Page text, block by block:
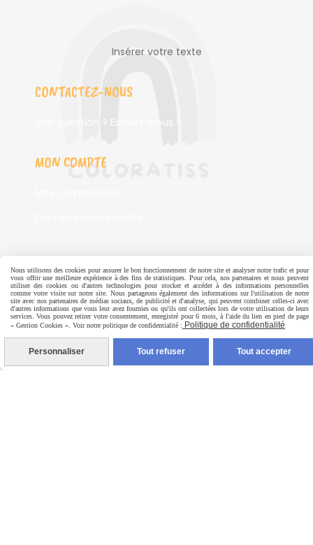
Insérer votre texte
CONTACTEZ-NOUS
Une question ? Ecrivez-nous !
MON COMPTE
INFORMATIONS
Mentions légales
CGV
Nous utilisons des cookies pour assurer le bon fonctionnement de notre site et analyser notre trafic et pour
vous offrir une meilleure expérience à des fins de statistiques. Pour cela, nos partenaires et nous peuvent
utiliser des cookies ou d'autres technologies pour stocker et accéder à des informations personnelles
comme votre visite sur notre site. Nous partageons également des informations sur l'utilisation de notre
site avec nos partenaires de médias sociaux, de publicité et d'analyse, qui peuvent combiner celles-ci avec
d'autres informations que vous leur avez fournies ou qu'ils ont collectées lors de votre utilisation de leurs
services. Vous pouvez retirer votre consentement, enregistré pour 6 mois, à l'aide du lien en pied de page
« Gestion Cookies ». Voir notre politique de confidentialité : Politique de confidentialité
Personnaliser Tout refuser Tout accepter